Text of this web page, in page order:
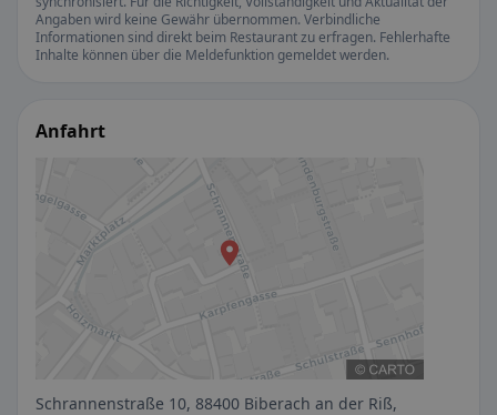
Angaben wird keine Gewähr übernommen. Verbindliche
Informationen sind direkt beim Restaurant zu erfragen. Fehlerhafte
Inhalte können über die Meldefunktion gemeldet werden.
Anfahrt
Schrannenstraße 10, 88400 Biberach an der Riß,